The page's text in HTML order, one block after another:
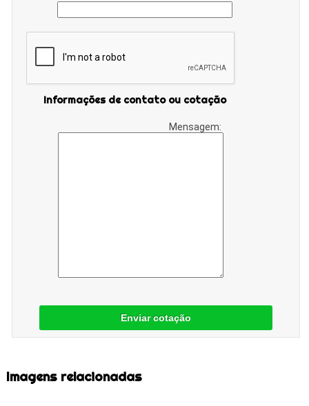
Informações de contato ou cotação
Mensagem:
Enviar cotação
Imagens relacionadas